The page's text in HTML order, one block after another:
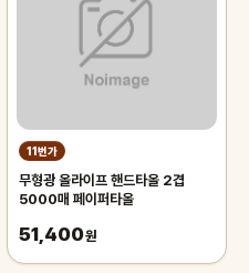
11번가
무형광 올라이프 핸드타올 2겹
5000매 페이퍼타올
51,400원